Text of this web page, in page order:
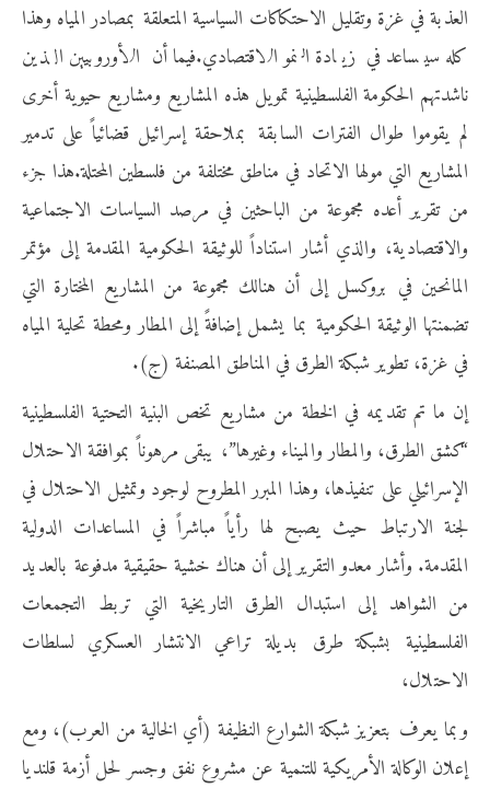
العذبة في غزة وتقليل الاحتكاكات السياسية المتعلقة بمصادر المياه وهذا
كله سيساعد في زيادة النمو الاقتصادي.فيما أن الأوروبيين الذين
ناشدتهم الحكومة الفلسطينية تمويل هذه المشاريع ومشاريع حيوية أخرى
لم يقوموا طوال الفترات السابقة بملاحقة إسرائيل قضائياً على تدمير
المشاريع التي مولها الاتحاد في مناطق مختلفة من فلسطين المحتلة.هذا جزء
من تقرير أعده مجموعة من الباحثين في مرصد السياسات الاجتماعية
والاقتصادية، والذي أشار استناداً للوثيقة الحكومية المقدمة إلى مؤتمر
المانحين في بروكسل إلى أن هنالك مجموعة من المشاريع المختارة التي
تضمنتها الوثيقة الحكومية بما يشمل إضافةً إلى المطار ومحطة تحلية المياه
في غزة، تطوير شبكة الطرق في المناطق المصنفة (ج).
إن ما تم تقديمه في الخطة من مشاريع تخص البنية التحتية الفلسطينية
“كشق الطرق، والمطار والميناء وغيرها”، يبقى مرهوناً بموافقة الاحتلال
الإسرائيلي على تنفيذها، وهذا المبرر المطروح لوجود وتمثيل الاحتلال في
لجنة الارتباط حيث يصبح لها رأياً مباشراً في المساعدات الدولية
المقدمة. وأشار معدو التقرير إلى أن هناك خشية حقيقية مدفوعة بالعديد
من الشواهد إلى استبدال الطرق التاريخية التي تربط التجمعات
الفلسطينية بشبكة طرق بديلة تراعي الانتشار العسكري لسلطات
الاحتلال،
وبما يعرف بتعزيز شبكة الشوارع النظيفة (أي الخالية من العرب)، ومع
إعلان الوكالة الأمريكية للتنمية عن مشروع نفق وجسر لحل أزمة قلنديا